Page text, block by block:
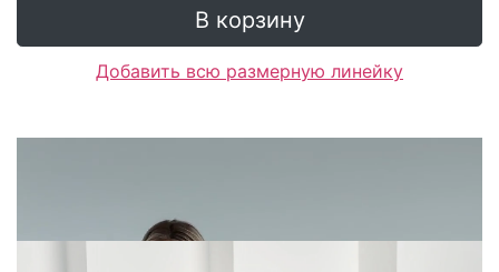
В корзину
Добавить всю размерную линейку